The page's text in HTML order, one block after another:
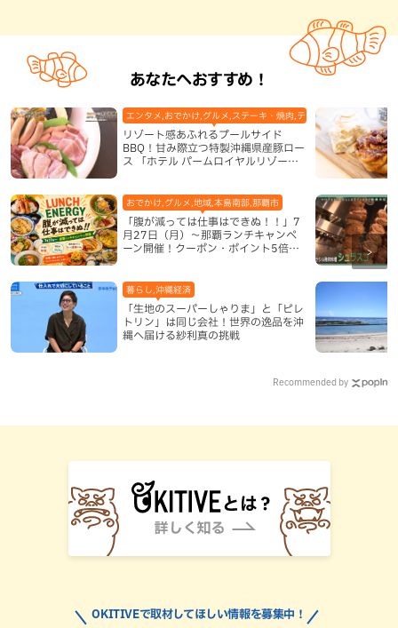
あなたへおすすめ！
リゾート感あふれるプールサイド
BBQ！甘み際立つ特製沖縄県産豚ロー
ス 「ホテル パームロイヤルリゾート
エンタメ,おでかけ,グルメ,ステーキ・焼肉,テレビ,ホテル,地域,本島
「腹が減っては仕事はできぬ！！」7
月27日（月）〜那覇ランチキャンペ
ーン開催！クーポン・ポイント5倍・
おでかけ,グルメ,地域,本島南部,那覇市
「生地のスーパーしゃりま」と「ピレ
トリン」は同じ会社！世界の逸品を沖
縄へ届ける紗利真の挑戦
暮らし,沖縄経済
Recommended by
OKITIVEで取材してほしい情報を募集中！